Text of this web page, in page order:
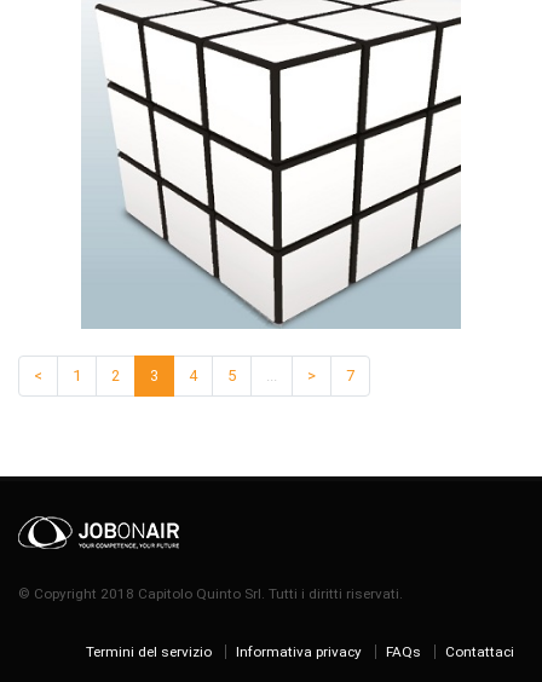
< 1 2 3 4 5 ... > 7
© Copyright 2018 Capitolo Quinto Srl. Tutti i diritti riservati.
Termini del servizio Informativa privacy FAQs Contattaci